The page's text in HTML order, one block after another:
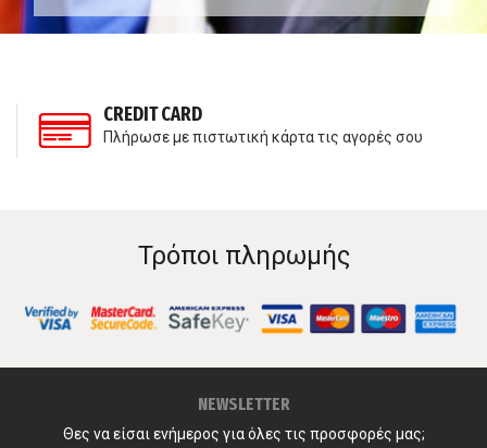
CREDIT CARD
Πλήρωσε με πιστωτική κάρτα τις αγορές σου
Τρόποι πληρωμής
NEWSLETTER
Θες να είσαι ενήμερος για όλες τις προσφορές μας;